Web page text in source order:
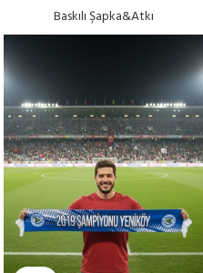
Baskılı Şapka&Atkı